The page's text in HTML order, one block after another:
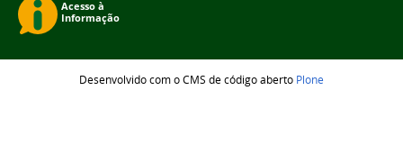
Desenvolvido com o CMS de código aberto Plone